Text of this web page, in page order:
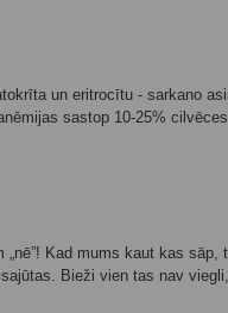
un eritrocītu - sarkano
sastop 10-25%
Kad mums kaut kas
Bieži vien tas nav